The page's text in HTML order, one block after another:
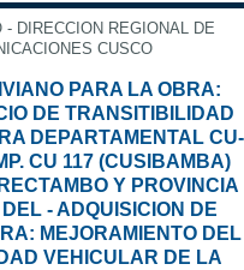
DIRECCION REGIONAL DE
CUSCO
PARA LA OBRA:
DE TRANSITIBILIDAD
DEPARTAMENTAL CU-
CU 117 (CUSIBAMBA)
Y PROVINCIA
- ADQUISICION DE
MEJORAMIENTO DEL
VEHICULAR DE LA